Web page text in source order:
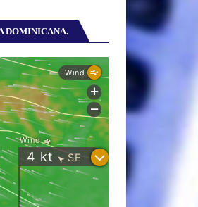
DOMINICANA.